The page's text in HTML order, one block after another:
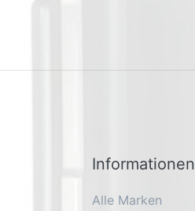
Informationen
Alle Marken